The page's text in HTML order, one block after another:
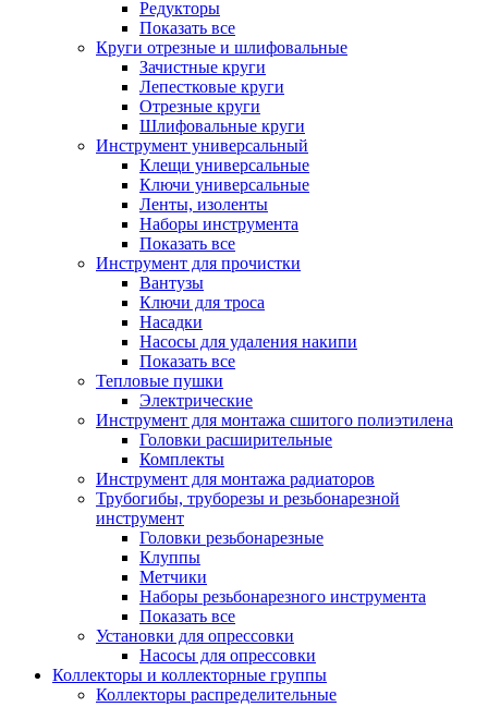
Редукторы
Показать все
Круги отрезные и шлифовальные
Зачистные круги
Лепестковые круги
Отрезные круги
Шлифовальные круги
Инструмент универсальный
Клещи универсальные
Ключи универсальные
Ленты, изоленты
Наборы инструмента
Показать все
Инструмент для прочистки
Вантузы
Ключи для троса
Насадки
Насосы для удаления накипи
Показать все
Тепловые пушки
Электрические
Инструмент для монтажа сшитого полиэтилена
Головки расширительные
Комплекты
Инструмент для монтажа радиаторов
Трубогибы, труборезы и резьбонарезной
инструмент
Головки резьбонарезные
Клуппы
Метчики
Наборы резьбонарезного инструмента
Показать все
Установки для опрессовки
Насосы для опрессовки
Коллекторы и коллекторные группы
Коллекторы распределительные